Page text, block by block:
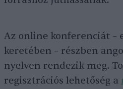
Az online konferenciát –
keretében – részben
nyelven rendezik meg.
regisztrációs lehetőség a